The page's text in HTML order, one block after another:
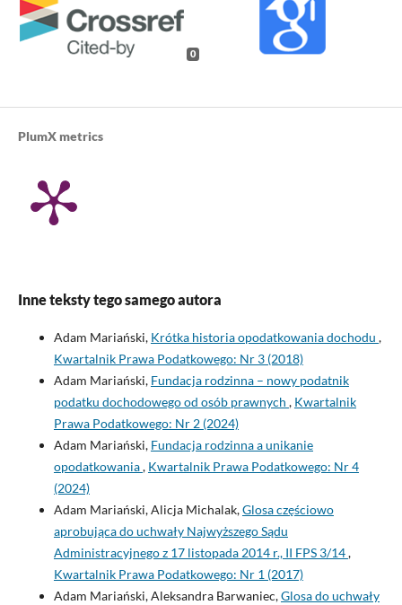
0
PlumX metrics
Inne teksty tego samego autora
Adam Mariański, Krótka historia opodatkowania dochodu ,
Kwartalnik Prawa Podatkowego: Nr 3 (2018)
Adam Mariański, Fundacja rodzinna – nowy podatnik
podatku dochodowego od osób prawnych , Kwartalnik
Prawa Podatkowego: Nr 2 (2024)
Adam Mariański, Fundacja rodzinna a unikanie
opodatkowania, Kwartalnik Prawa Podatkowego: Nr 4
(2024)
Adam Mariański, Alicja Michalak,Glosa częściowo
aprobująca do uchwały Najwyższego Sądu
Administracyjnego z 17 listopada 2014 r., II FPS 3/14,
Kwartalnik Prawa Podatkowego: Nr 1 (2017)
Adam Mariański, Aleksandra Barwaniec,Glosa do uchwały